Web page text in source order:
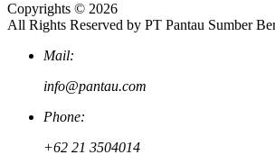
Copyrights © 2026
All Rights Reserved by PT Pantau Sumber
Mail:
info@pantau.com
Phone:
+62 21 3504014